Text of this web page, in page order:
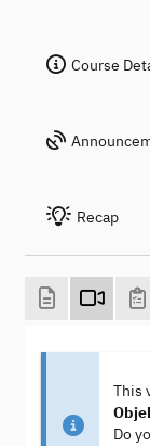
Course
Recap
This
Do